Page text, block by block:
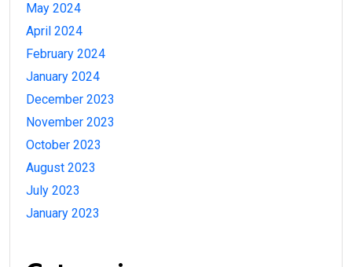
May 2024
April 2024
February 2024
January 2024
December 2023
November 2023
October 2023
August 2023
July 2023
January 2023